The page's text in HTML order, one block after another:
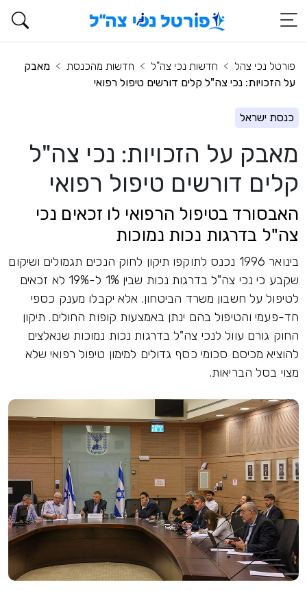
פורטל נכי צהל חדשות נכי צה"ל חדשות מהכנסת
מאבק
על הזכויות: נכי צה"ל קלים דורשים טיפול רפואי
כנסת ישראל
מאבק על הזכויות: נכי צה"ל
קלים דורשים טיפול רפואי
האבסורד בטיפול הרפואי לו זכאים נכי
צה"ל בדרגות נכות נמוכות
בינואר 1996 נכנס לתוקפו תיקון לחוק הנכים תגמולים ושיקום
שקבע כי נכי צה"ל בדרגות נכות שבין 1% ל-19% לא זכאים
לטיפול על חשבון משרד הביטחון. אלא יקבלו מענק כספי
חד-פעמי והטיפול בהם ינתן באמצעות קופות החולים. תיקון
החוק גורם עוול לנכי צה"ל בדרגות נכות נמוכות שנאלצים
להוציא מכיסם סכומי כסף גדולים למימון טיפול רפואי שלא
מצוי בסל הבריאות.